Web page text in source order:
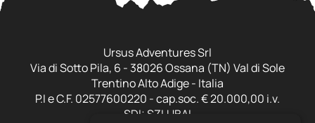
Ursus Adventures Srl
Via di Sotto Pila, 6 - 38026 Ossana (TN) Val di Sole
Trentino Alto Adige - Italia
P.I e C.F. 02577600220 - cap.soc. € 20.000,00 i.v.
SDI: SZLUBAI